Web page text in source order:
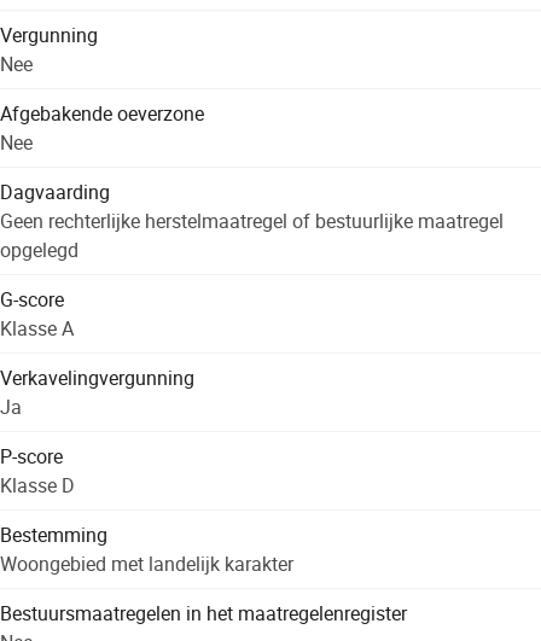
Vergunning
Nee
Afgebakende oeverzone
Nee
Dagvaarding
Geen rechterlijke herstelmaatregel of bestuurlijke maatregel
opgelegd
G-score
Klasse A
Verkavelingvergunning
Ja
P-score
Klasse D
Bestemming
Woongebied met landelijk karakter
Bestuursmaatregelen in het maatregelenregister